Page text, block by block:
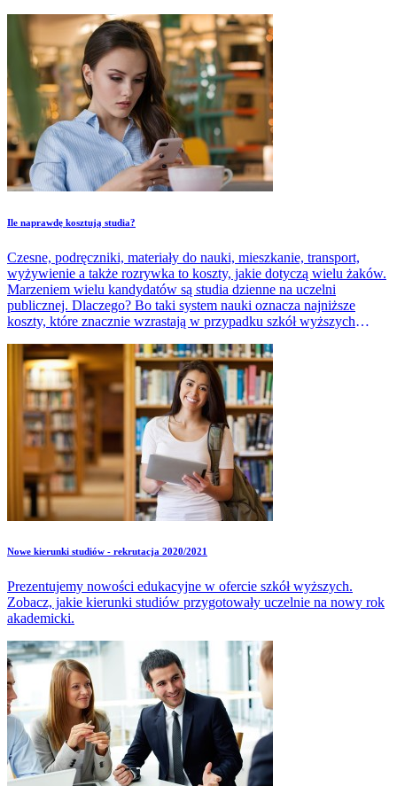
​Ile naprawdę kosztują studia?
Czesne, podręczniki, materiały do nauki, mieszkanie, transport,
wyżywienie a także rozrywka to koszty, jakie dotyczą wielu żaków.
Marzeniem wielu kandydatów są studia dzienne na uczelni
publicznej. Dlaczego? Bo taki system nauki oznacza najniższe
koszty, które znacznie wzrastają w przypadku szkół wyższych
studenci, aby zyskać dyplom licencjata lub magistra?
Nowe kierunki studiów - rekrutacja 2020/2021
Prezentujemy nowości edukacyjne w ofercie szkół wyższych.
Zobacz, jakie kierunki studiów przygotowały uczelnie na nowy rok
akademicki.